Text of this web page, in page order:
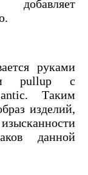
руками
pullup с
Таким
изделий,
данной